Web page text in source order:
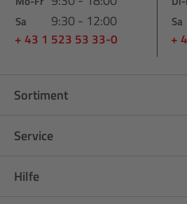
Sa 9:30 - 12:00
+ 43 1 523 53 33-0
Sa
+
Sortiment
Service
Hilfe